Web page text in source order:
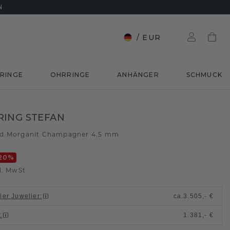
/ EUR
OHRRINGE ANHÄNGER SCHMUCK
STEFAN
Morganit Champagner 4.5 mm
%
MwSt
Juwelier: ca.3.505,- €
: 1.381,- €